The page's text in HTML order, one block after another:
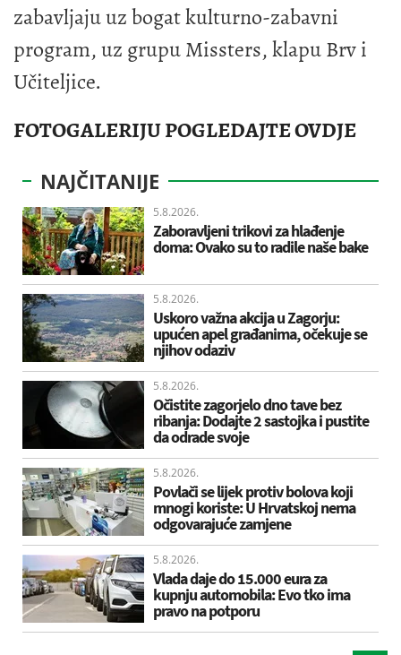
zabavljaju uz bogat kulturno-zabavni
program, uz grupu Missters, klapu Brv i
Učiteljice.
FOTOGALERIJU POGLEDAJTE OVDJE
NAJČITANIJE
5.8.2026.
Zaboravljeni trikovi za hlađenje
doma: Ovako su to radile naše bake
5.8.2026.
Uskoro važna akcija u Zagorju:
upućen apel građanima, očekuje se
njihov odaziv
5.8.2026.
Očistite zagorjelo dno tave bez
ribanja: Dodajte 2 sastojka i pustite
da odrade svoje
5.8.2026.
Povlači se lijek protiv bolova koji
mnogi koriste: U Hrvatskoj nema
odgovarajuće zamjene
5.8.2026.
Vlada daje do 15.000 eura za
kupnju automobila: Evo tko ima
pravo na potporu